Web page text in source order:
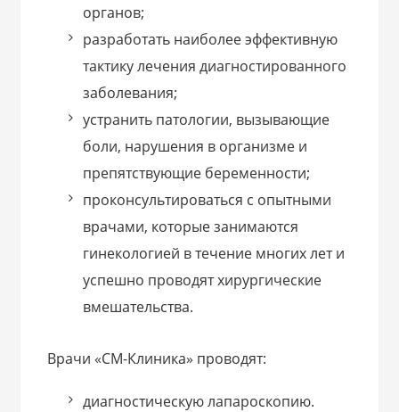
органов;
разработать наиболее эффективную
тактику лечения диагностированного
заболевания;
устранить патологии, вызывающие
боли, нарушения в организме и
препятствующие беременности;
проконсультироваться с опытными
врачами, которые занимаются
гинекологией в течение многих лет и
успешно проводят хирургические
вмешательства.
Врачи «СМ-Клиника» проводят:
диагностическую лапароскопию.